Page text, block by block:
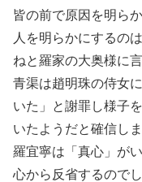
皆の前で原因を明ら
人を明らかにするの
ねと羅家の大奥様に言
青渠は趙明珠の侍女
いた」と謝罪し様子
いたようだと確信しま
羅宜寧は「真心」が
心から反省するのでし